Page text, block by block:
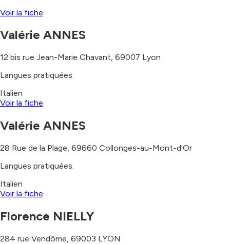
Voir la fiche
Valérie ANNES
12 bis rue Jean-Marie Chavant, 69007 Lyon
Langues pratiquées:
Italien
Voir la fiche
Valérie ANNES
28 Rue de la Plage, 69660 Collonges-au-Mont-d'Or
Langues pratiquées:
Italien
Voir la fiche
Florence NIELLY
284 rue Vendôme, 69003 LYON